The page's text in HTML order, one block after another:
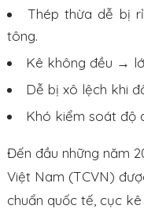
Thép thừa dễ bị
tông.
Kê không đều →
Dễ bị xô lệch khi
Khó kiểm soát độ
Đến đầu những năm
Việt Nam (TCVN)
chuẩn quốc tế, cục